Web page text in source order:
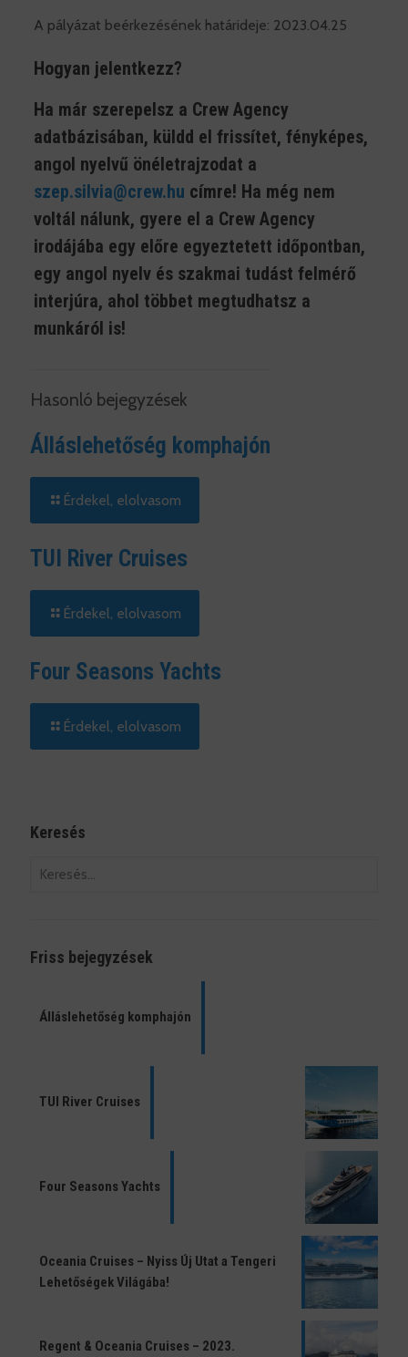
A pályázat beérkezésének határideje: 2023.04.25
Hogyan jelentkezz?
Ha már szerepelsz a Crew Agency
adatbázisában, küldd el frissítet, fényképes,
angol nyelvű önéletrajzodat a
szep.silvia@crew.hu címre! Ha még nem
voltál nálunk, gyere el a Crew Agency
irodájába egy előre egyeztetett időpontban,
egy angol nyelv és szakmai tudást felmérő
interjúra, ahol többet megtudhatsz a
munkáról is!
Hasonló bejegyzések
Álláslehetőség komphajón
Érdekel, elolvasom
TUI River Cruises
Érdekel, elolvasom
Four Seasons Yachts
Érdekel, elolvasom
Keresés
Friss bejegyzések
Álláslehetőség komphajón
TUI River Cruises
Four Seasons Yachts
Oceania Cruises – Nyiss Új Utat a Tengeri
Lehetőségek Világába!
Regent & Oceania Cruises – 2023.